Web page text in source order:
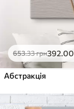
653.33грн392.00
Абстракція